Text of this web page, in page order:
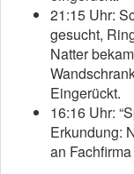
21:15 Uhr:
gesucht,
Natter
Eingerückt.
16:16 Uhr:
Erkundung:
an